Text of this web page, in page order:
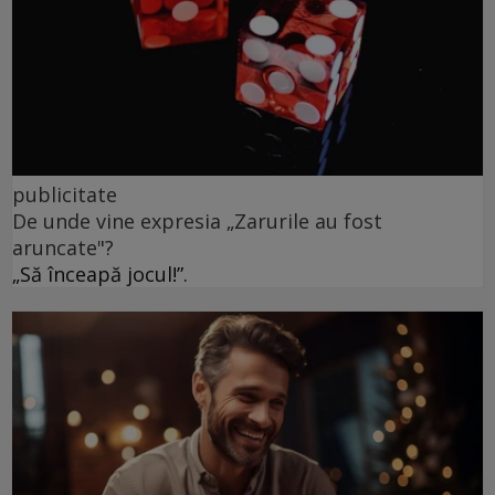
publicitate
De unde vine expresia „Zarurile au fost
aruncate"?
„Să înceapă jocul!”.